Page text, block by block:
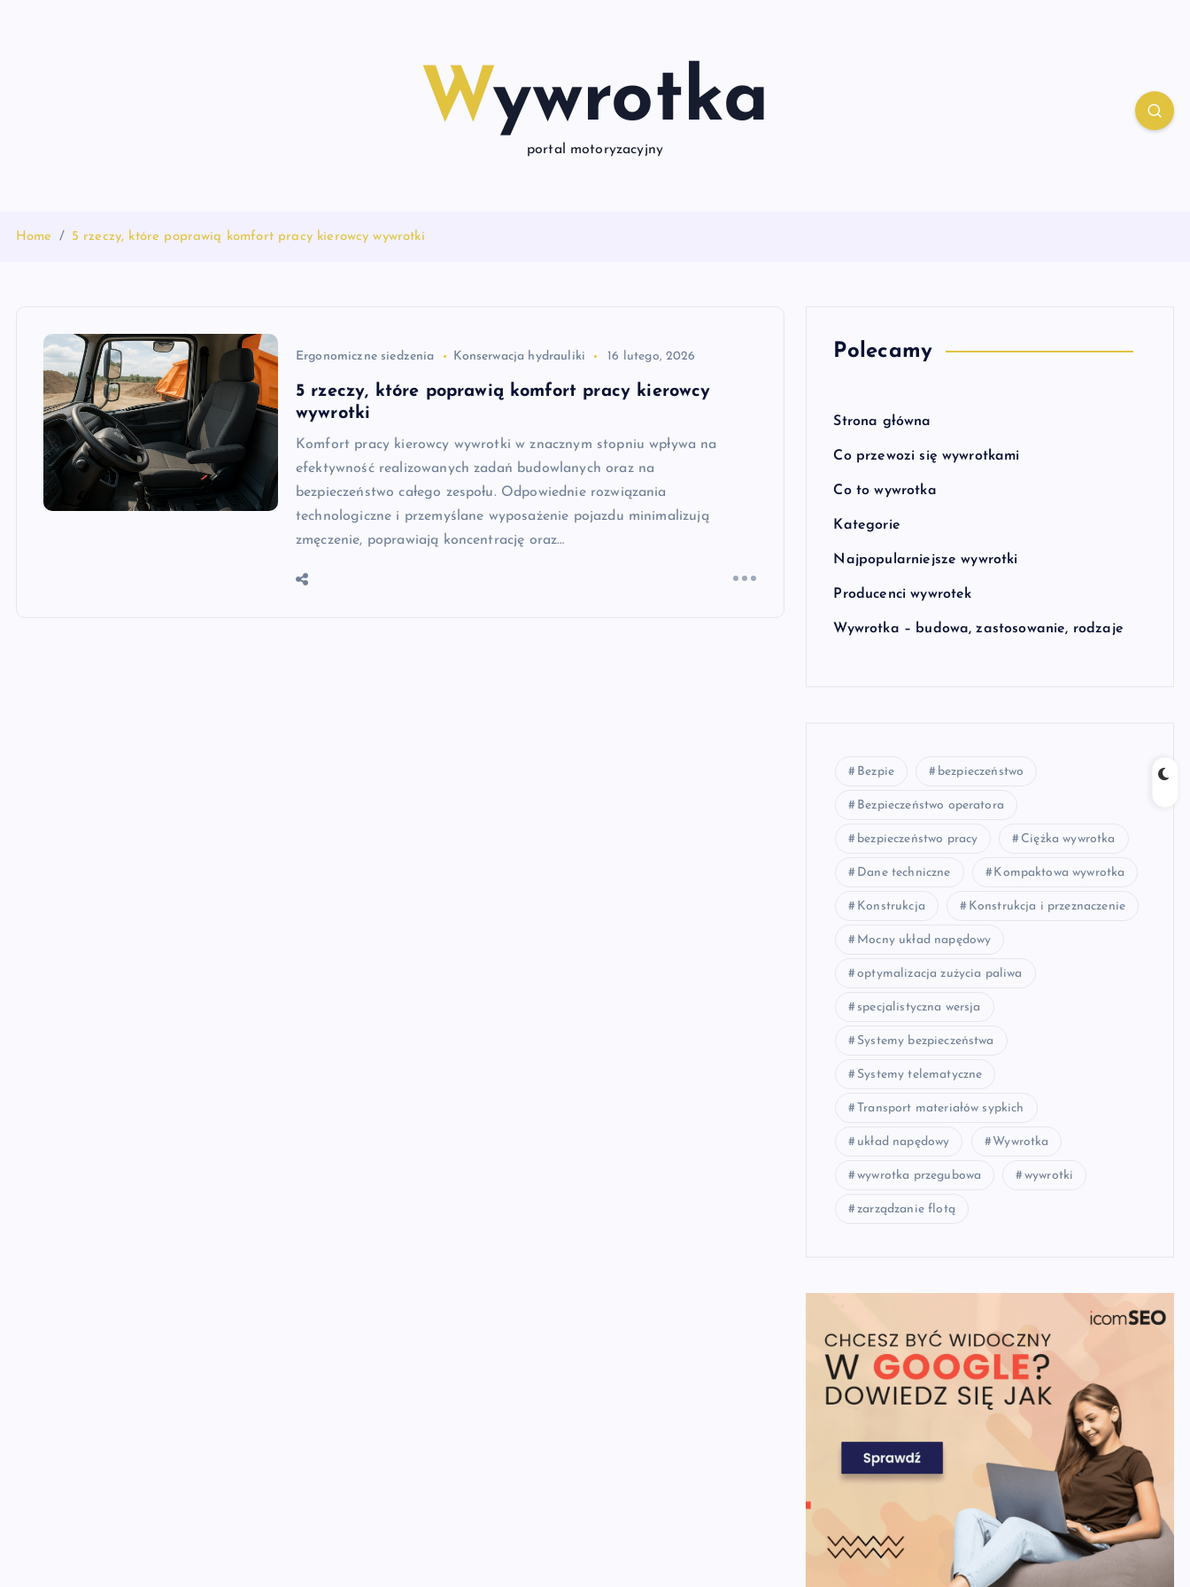
Wywrotka
portal motoryzacyjny
Home 5 rzeczy, które poprawią komfort pracy kierowcy wywrotki
Ergonomiczne siedzenia Konserwacja hydrauliki 16 lutego, 2026
5 rzeczy, które poprawią komfort pracy kierowcy
wywrotki
Komfort pracy kierowcy wywrotki w znacznym stopniu wpływa na
efektywność realizowanych zadań budowlanych oraz na
bezpieczeństwo całego zespołu. Odpowiednie rozwiązania
technologiczne i przemyślane wyposażenie pojazdu minimalizują
zmęczenie, poprawiają koncentrację oraz…
Polecamy
Strona główna
Co przewozi się wywrotkami
Co to wywrotka
Kategorie
Najpopularniejsze wywrotki
Producenci wywrotek
Wywrotka – budowa, zastosowanie, rodzaje
Bezpie bezpieczeństwo
Bezpieczeństwo operatora
bezpieczeństwo pracy Ciężka wywrotka
Dane techniczne Kompaktowa wywrotka
Konstrukcja Konstrukcja i przeznaczenie
Mocny układ napędowy
optymalizacja zużycia paliwa
specjalistyczna wersja
Systemy bezpieczeństwa
Systemy telematyczne
Transport materiałów sypkich
układ napędowy Wywrotka
wywrotka przegubowa wywrotki
zarządzanie flotą